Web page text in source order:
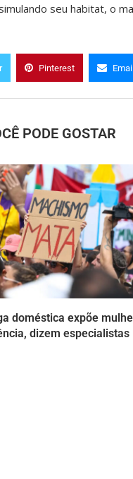
seu habitat, o
Pinterest Email
PODE GOSTAR
doméstica expõe
dizem especialistas